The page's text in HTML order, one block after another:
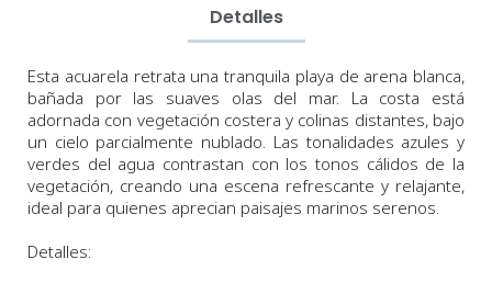
Detalles
Esta acuarela retrata una tranquila playa de arena blanca,
bañada por las suaves olas del mar. La costa está
adornada con vegetación costera y colinas distantes, bajo
un cielo parcialmente nublado. Las tonalidades azules y
verdes del agua contrastan con los tonos cálidos de la
vegetación, creando una escena refrescante y relajante,
ideal para quienes aprecian paisajes marinos serenos.
Detalles: